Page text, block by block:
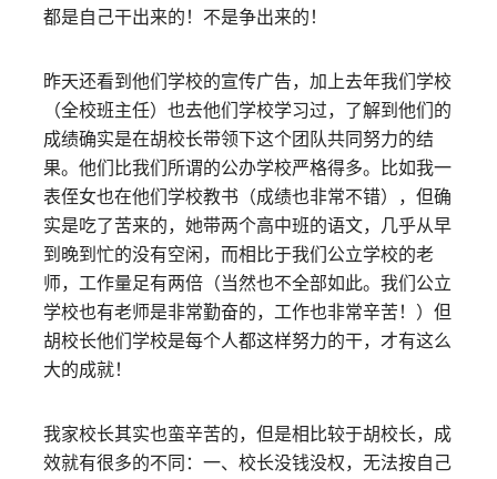
都是自己干出来的！不是争出来的！
昨天还看到他们学校的宣传广告，加上去年我们学校
（全校班主任）也去他们学校学习过，了解到他们的
成绩确实是在胡校长带领下这个团队共同努力的结
果。他们比我们所谓的公办学校严格得多。比如我一
表侄女也在他们学校教书（成绩也非常不错），但确
实是吃了苦来的，她带两个高中班的语文，几乎从早
到晚到忙的没有空闲，而相比于我们公立学校的老
师，工作量足有两倍（当然也不全部如此。我们公立
学校也有老师是非常勤奋的，工作也非常辛苦！）但
胡校长他们学校是每个人都这样努力的干，才有这么
大的成就！
我家校长其实也蛮辛苦的，但是相比较于胡校长，成
效就有很多的不同：一、校长没钱没权，无法按自己